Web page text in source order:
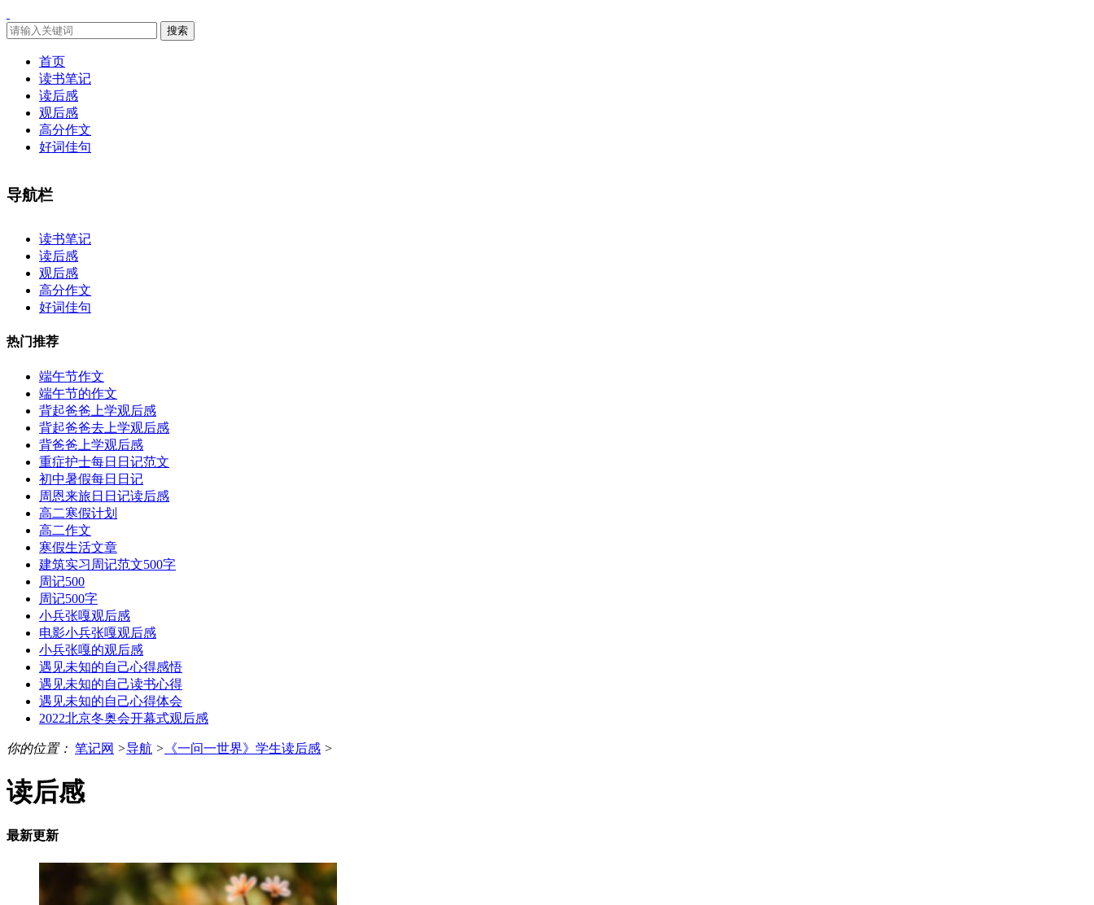
搜索
首页
读书笔记
读后感
观后感
高分作文
好词佳句
导航栏
读书笔记
读后感
观后感
高分作文
好词佳句
热门推荐
端午节作文
端午节的作文
背起爸爸上学观后感
背起爸爸去上学观后感
背爸爸上学观后感
重症护士每日日记范文
初中暑假每日日记
周恩来旅日日记读后感
高二寒假计划
高二作文
寒假生活文章
建筑实习周记范文500字
周记500
周记500字
小兵张嘎观后感
电影小兵张嘎观后感
小兵张嘎的观后感
遇见未知的自己心得感悟
遇见未知的自己读书心得
遇见未知的自己心得体会
2022北京冬奥会开幕式观后感
你的位置： 笔记网 >导航 > 《一问一世界》学生读后感 >
读后感
最新更新